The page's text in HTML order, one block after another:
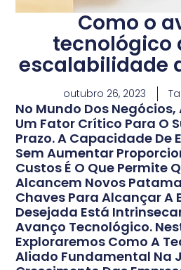
Como o
tecnológico
escalabilidade
outubro 26, 2023
No Mundo Dos
Um Fator Crítico Para O
Prazo. A Capacidade De
Sem Aumentar
Custos É O Que Permite
Alcancem Novos
Chaves Para Alcançar A
Desejada Está
Avanço Tecnológico.
Exploraremos Como A
Aliado Fundamental Na